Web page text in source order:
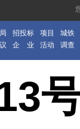
招投标 项目
城铁
企 业 活动 调查